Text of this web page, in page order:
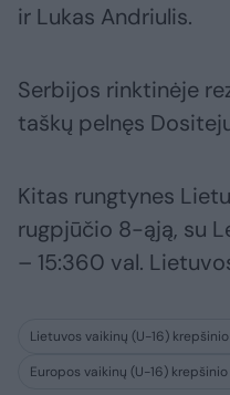
ir Lukas Andriulis.
Serbijos rinktinėje
taškų pelnęs
Kitas rungtynes
rugpjūčio 8-ąją, su
– 15:360 val.
Lietuvos vaikinų (U-16)
Europos vaikinų (U-16)